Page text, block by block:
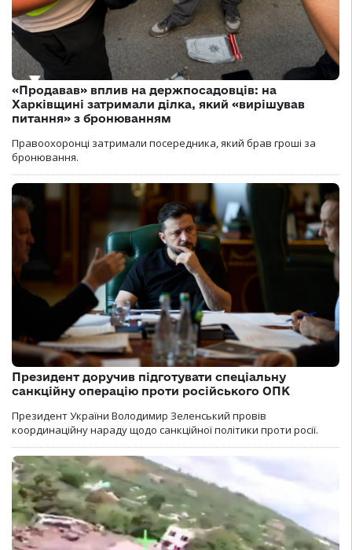
«Продавав» вплив на держпосадовців: на
Харківщині затримали ділка, який «вирішував
питання» з бронюванням
Правоохоронці затримали посередника, який брав гроші за
бронювання.
Президент доручив підготувати спеціальну
санкційну операцію проти російського ОПК
Президент України Володимир Зеленський провів
координаційну нараду щодо санкційної політики проти росії.